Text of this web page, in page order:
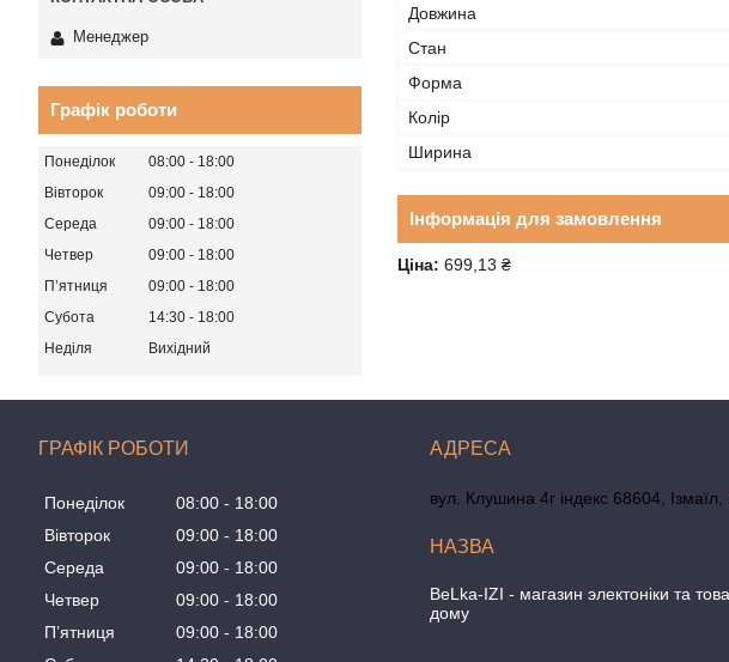
Довжина
Стан
Форма
Колір
Ширина
Інформація для замовлення
Ціна: 699,13 ₴
Менеджер
Графік роботи
Понеділок 08:00
18:00
Вівторок
09:00
18:00
Середа
09:00
18:00
Четвер
09:00
18:00
Пʼятниця
09:00
18:00
Субота
14:30
18:00
Неділя
Вихідний
ГРАФІК РОБОТИ
Понеділок 08:00
18:00
Вівторок
09:00
18:00
Середа
09:00
18:00
Четвер
09:00
18:00
Пʼятниця
09:00
18:00
вул. Клушина 4г індекс 68604, Ізмаїл,
BeLka-IZI - магазин электоніки та
дому